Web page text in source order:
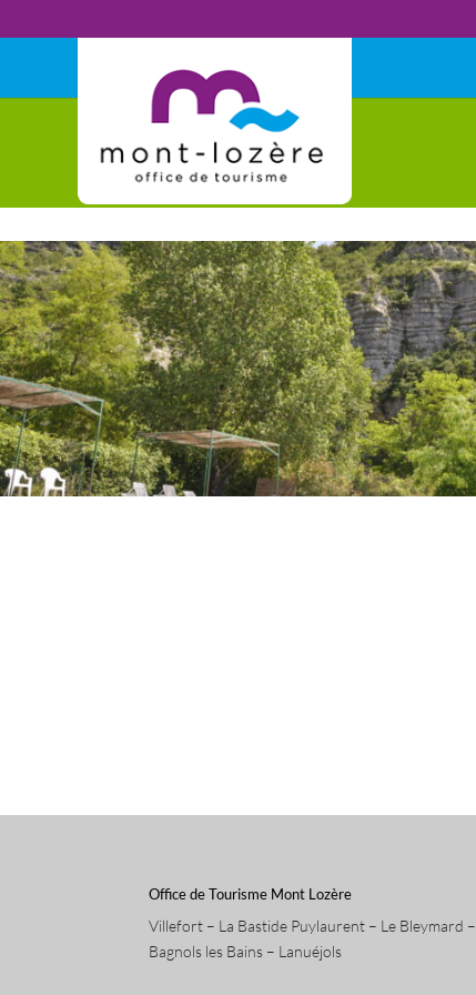
Office de Tourisme Mont Lozère
Villefort – La Bastide Puylaurent – Le Bleymard –
Bagnols les Bains – Lanuéjols